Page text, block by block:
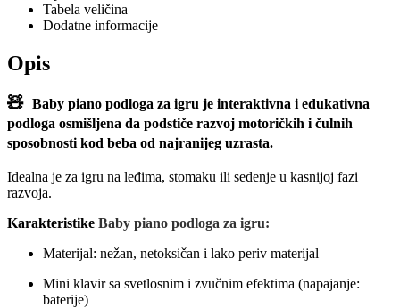
Tabela veličina
Dodatne informacije
Opis
🧸 Baby piano podloga za igru je interaktivna i edukativna
podloga osmišljena da podstiče razvoj motoričkih i čulnih
sposobnosti kod beba od najranijeg uzrasta.
Idealna je za igru na leđima, stomaku ili sedenje u kasnijoj fazi
razvoja.
Karakteristike Baby piano podloga za igru:
Materijal: nežan, netoksičan i lako periv materijal
Mini klavir sa svetlosnim i zvučnim efektima (napajanje:
baterije)